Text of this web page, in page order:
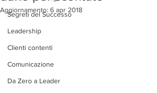
Segreti del Successo
Leadership
Clienti contenti
Comunicazione
Da Zero a Leader
Aggiornamento: 6 apr 2018